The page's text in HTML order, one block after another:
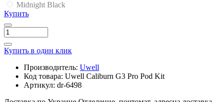
Midnight Black
Купить
Купить в один клик
Производитель: Uwell
Код товара: Uwell Caliburn G3 Pro Pod Kit
Артикул: dr-6498